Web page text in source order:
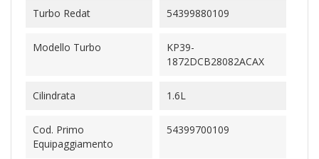
Turbo Redat 54399880109
Modello Turbo
KP39-
1872DCB28082ACAX
Cilindrata 1.6L
Cod. Primo
Equipaggiamento
54399700109